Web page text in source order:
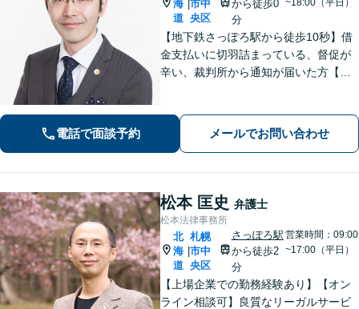
海
道
市中
央区
から徒歩0
分
【地下鉄さっぽろ駅から徒歩10秒】借
金支払いに切羽詰まっている、督促が
辛い、裁判所から通知が届いた方【相
せください。自己破産・個人再生・任
意整理／法人破産いずれも対応
電話で面談予約 メールでお問い合わせ
松本 匡史 弁護士
松本法律事務所
北
海
道
札幌
市中
央区
さっぽろ駅
から徒歩2
分
営業時間：09:00
~17:00（平日）
【上場企業での勤務経験あり】【オン
ライン相談可】良質なリーガルサービ